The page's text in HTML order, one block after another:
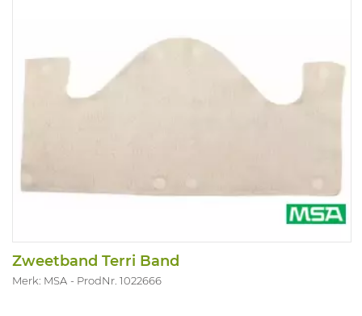
Zweetband Terri Band
Merk: MSA ProdNr. 1022666